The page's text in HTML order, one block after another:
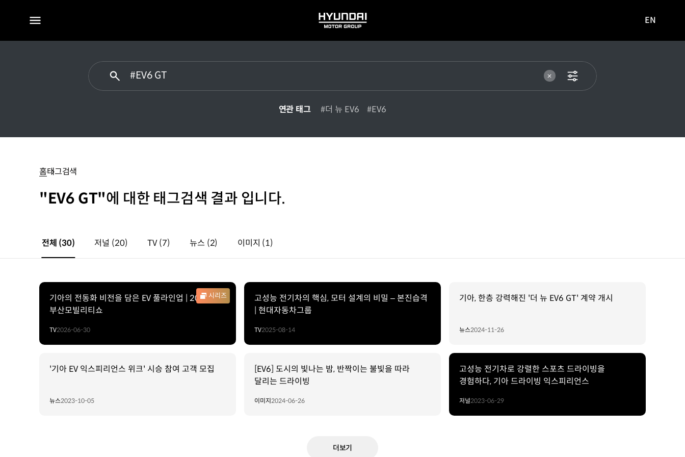
전체
HYUNDAI
MOTOR
사이트로
EN
연관 태그 #더 뉴 EV6 #EV6
홈태그검색
"EV6 GT"에 대한 태그검색 결과 입니다.
전체 (30) 저널 (20) TV(7) 뉴스 (2) 이미지 (1)
시리즈
기아의 전동화 비전을 담은 EV 풀라인업 | 2026
부산모빌리티쇼
TV2026-06-30
고성능 전기차의 핵심, 모터 설계의 비밀 – 본진습격
| 현대자동차그룹
TV2025-08-14
기아, 한층 강력해진 '더 뉴 EV6 GT' 계약 개시
뉴스2024-11-26
'기아 EV 익스피리언스 위크' 시승 참여 고객 모집
뉴스2023-10-05
[EV6] 도시의 빛나는 밤, 반짝이는 불빛을 따라
달리는 드라이빙
이미지2024-06-26
고성능 전기차로 강렬한 스포츠 드라이빙을
경험하다, 기아 드라이빙 익스피리언스
저널2023-06-29
더보기